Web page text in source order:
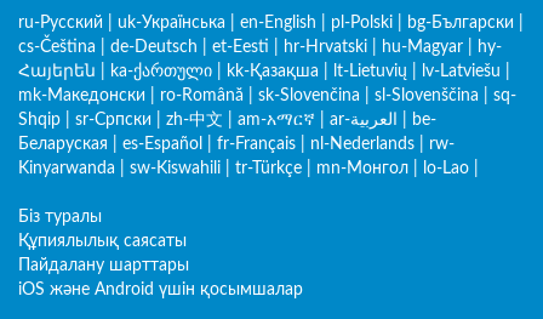
ru-Русский uk-Українська en-English pl-Polski bg-Български
cs-Čeština
de-Deutsch et-Eesti hr-Hrvatski hu-Magyar
hy-
Հայերեն
ka-ქართული kk-Қазақша lt-Lietuvių lv-Latviešu
mk-Македонски
ro-Română sk-Slovenčina sl-Slovenščina
sq-
Shqip
sr-Српски zh-中文 am-አማርኛ ar-العربية
be-
Беларуская
es-Español fr-Français nl-Nederlands
rw-
Kinyarwanda
sw-Kiswahili tr-Türkçe mn-Монгол lo-Lao
Біз туралы
Құпиялылық саясаты
Пайдалану шарттары
iOS және Android үшін қосымшалар